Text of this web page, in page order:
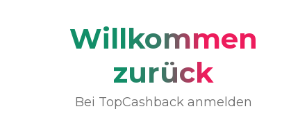
Willkommen
zurück
Bei TopCashback anmelden